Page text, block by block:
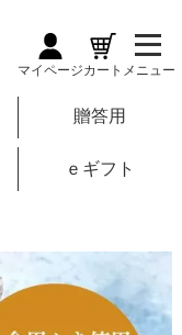
マイページカート メニュー
贈答用
ｅギフト